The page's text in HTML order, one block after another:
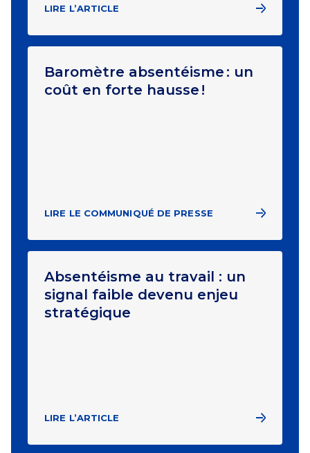
LIRE L’ARTICLE
Baromètre absentéisme : un
coût en forte hausse !
LIRE LE COMMUNIQUÉ DE PRESSE
Absentéisme au travail : un
signal faible devenu enjeu
stratégique
LIRE L’ARTICLE